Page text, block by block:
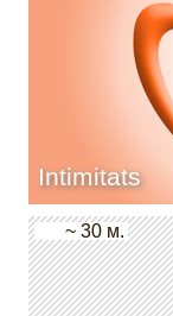
Intimitats
~ 30 м.